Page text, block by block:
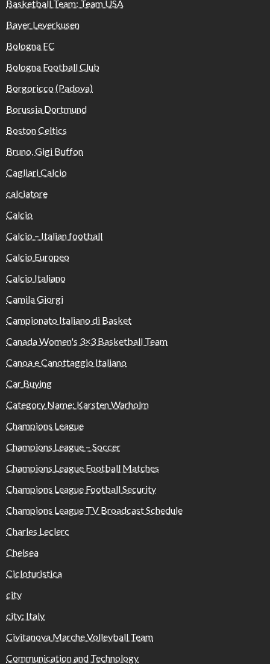
Basketball Team: Team USA
Bayer Leverkusen
Bologna FC
Bologna Football Club
Borgoricco (Padova)
Borussia Dortmund
Boston Celtics
Bruno, Gigi Buffon
Cagliari Calcio
calciatore
Calcio
Calcio – Italian football
Calcio Europeo
Calcio Italiano
Camila Giorgi
Campionato Italiano di Basket
Canada Women's 3×3 Basketball Team
Canoa e Canottaggio Italiano
Car Buying
Category Name: Karsten Warholm
Champions League
Champions League – Soccer
Champions League Football Matches
Champions League Football Security
Champions League TV Broadcast Schedule
Charles Leclerc
Chelsea
Cicloturistica
city
city: Italy
Civitanova Marche Volleyball Team
Communication and Technology